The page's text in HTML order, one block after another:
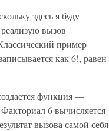
здесь я буду
вызов
пример
как 6!, равен
функция —
6 вычисляется
вызова самой себя